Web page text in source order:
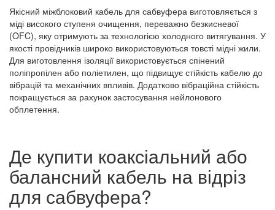
Якісний міжблоковий кабель для сабвуфера виготовляється з
міді високого ступеня очищення, переважно безкисневої
(OFC), яку отримують за технологією холодного витягування. У
якості провідників широко використовуються товсті мідні жили.
Для виготовлення ізоляції використовується спінений
поліпропілен або поліетилен, що підвищує стійкість кабелю до
вібрацій та механічних впливів. Додатково вібраційна стійкість
покращується за рахунок застосування нейлонового
обплетення.
Де купити коаксіальний або
балансний кабель на відріз
для сабвуфера?